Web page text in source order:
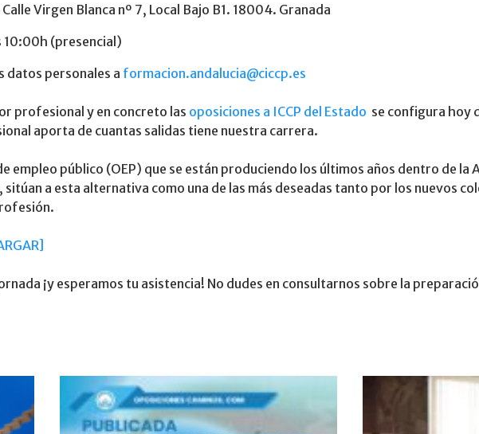
Virgen Blanca nº 7, Local Bajo B1. 18004. Granada
10:00h (presencial)
datos personales a formacion.andalucia@ciccp.es
profesional y en concreto las oposiciones a ICCP del Estado se configura hoy
aporta de cuantas salidas tiene nuestra carrera.
empleo público (OEP) que se están produciendo los últimos años dentro de la
a esta alternativa como una de las más deseadas tanto por los nuevos
¡y esperamos tu asistencia! No dudes en consultarnos sobre la